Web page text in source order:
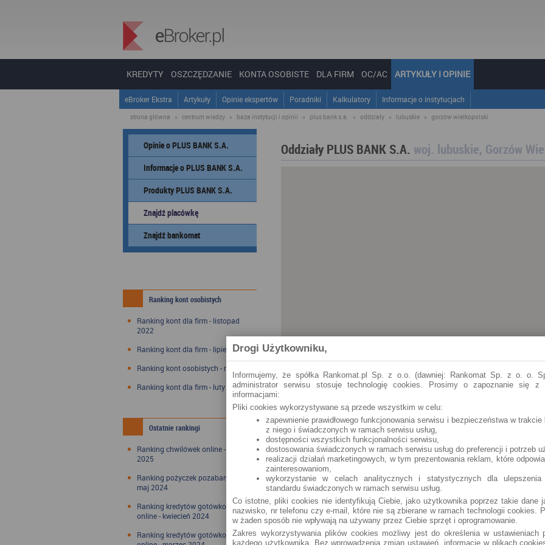
KREDYTY OSZCZĘDZANIE KONTA OSOBISTE DLA FIRM OC/AC ARTYKUŁY I OPINIE
eBroker Ekstra Artykuły Opinie ekspertów Poradniki Kalkulatory Informacje o instytucjach
strona główna » centrum wiedzy » baza instytucji i opinii » plus bank s.a. » oddziały » lubuskie » gorzów wielkopolski
Opinie o PLUS BANK S.A.
Informacje o PLUS BANK S.A.
Produkty PLUS BANK S.A.
Znajdź placówkę
Znajdź bankomat
Ranking kont osobistych
Ranking kont dla firm - listopad
2022
Ranking kont dla firm - lipiec 2022
Ranking kont osobistych - maj 2022
Ranking kont dla firm - luty 2022
Ostatnie rankingi
Ranking chwilówek online - styczeń
2025
Ranking pożyczek pozabankowych -
maj 2024
Ranking kredytów gotówkowych
online - kwiecień 2024
Ranking kredytów gotówkowych
Oddziały PLUS BANK S.A. woj. lubuskie, Gorzów
Gorzów Wielkopolski 30 Stycznia 27
Drogi Użytkowniku,
Informujemy, że spółka Rankomat.pl Sp. z o.o. (dawniej: Rankomat Sp. z o. o.
administrator serwisu stosuje technologię cookies. Prosimy o zapoznanie się z
informacjami:
Pliki cookies wykorzystywane są przede wszystkim w celu:
zapewnienie prawidłowego funkcjonowania serwisu i bezpieczeństwa w
z niego i świadczonych w ramach serwisu usług,
dostępności wszystkich funkcjonalności serwisu,
dostosowania świadczonych w ramach serwisu usług do preferencji i potrzeb
realizacji działań marketingowych, w tym prezentowania reklam, które
zainteresowaniom,
wykorzystanie w celach analitycznych i statystycznych dla
standardu świadczonych w ramach serwisu usług.
Co istotne, pliki cookies nie identyfikują Ciebie, jako użytkownika poprzez takie dane
nazwisko, nr telefonu czy e-mail, które nie są zbierane w ramach technologii cookies.
w żaden sposób nie wpływają na używany przez Ciebie sprzęt i oprogramowanie.
Zakres wykorzystywania plików cookies możliwy jest do określenia w ustawieniach
każdego użytkownika. Bez wprowadzenia zmian ustawień, informacje w plikach